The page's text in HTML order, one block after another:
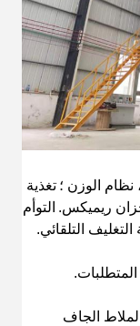
الوزن ؛ تغذية
ريميكس. التوأم
التغليف التلقائي.
الجاف